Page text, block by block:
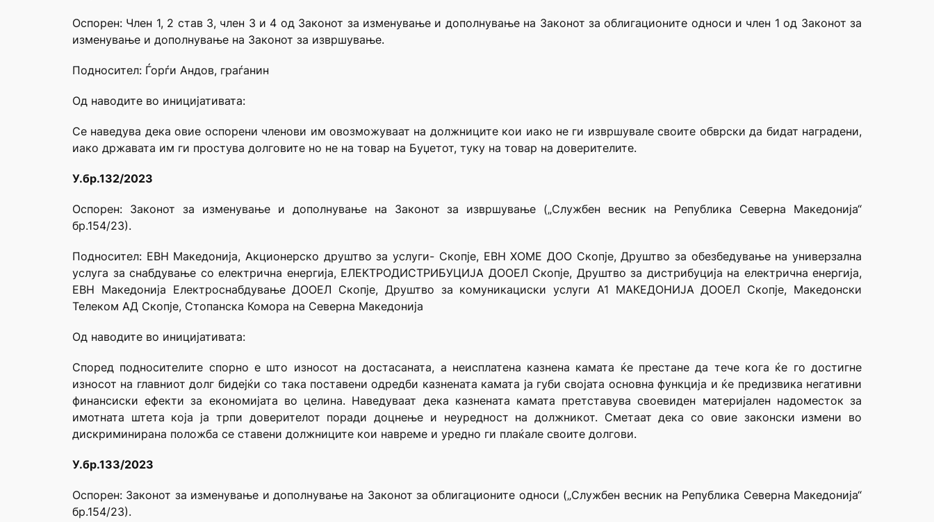
Оспорен: Член 1, 2 став 3, члeн 3 и 4 од Законот за изменување и дополнување на Законот за облигационите односи и член 1 од Законот за
изменување и дополнување на Законот за извршување.
Подносител: Ѓорѓи Андов, граѓанин
Од наводите во иницијативата:
Се наведува дека овие оспорени членови им овозможуваат на должниците кои иако не ги извршувале своите обврски да бидат наградени,
иако државата им ги простува долговите но не на товар на Буџетот, туку на товар на доверителите.
У.бр.132/2023
Оспорен: Законот за изменување и дополнување на Законот за извршување („Службен весник на Република Северна Македонија“
бр.154/23).
Подносител: ЕВН Mакедонија, Акционерско друштво за услуги- Скопје, ЕВН ХОМЕ ДОО Скопје, Друштво за обезбедување на универзална
услуга за снабдување со електрична енергија, ЕЛЕКТРОДИСТРИБУЦИЈА ДООЕЛ Скопје, Друштво за дистрибуција на електрична енергија,
ЕВН Македонија Електроснабдување ДООЕЛ Скопје, Друштво за комуникациски услуги А1 МАКЕДОНИЈА ДООЕЛ Скопје, Македонски
Телеком АД Скопје, Стопанска Комора на Северна Македонија
Од наводите во иницијативата:
Според подносителите спорно е што износот на достасаната, а неисплатена казнена камата ќе престане да тече кога ќе го достигне
износот на главниот долг бидејќи со така поставени одредби казнената камата ја губи својата основна функција и ќе предизвика негативни
финансиски ефекти за економијата во целина. Наведуваат дека казнената камата претставува своевиден материјален надоместок за
имотната штета која ја трпи доверителот поради доцнење и неуредност на должникот. Сметаат дека со овие законски измени во
дискриминирана положба се ставени должниците кои навреме и уредно ги плаќале своите долгови.
У.бр.133/2023
Оспорен: Законот за изменување и дополнување на Законот за облигационите односи („Службен весник на Република Северна Македонија“
бр.154/23).